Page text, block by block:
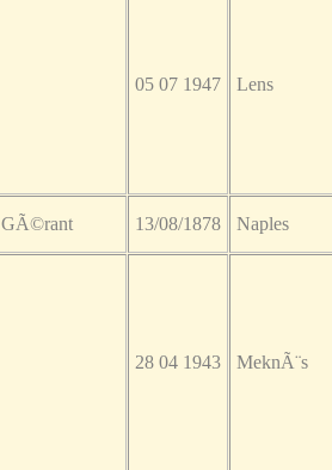
05 07 1947 Lens
GÃ©rant 13/08/1878 Naples
28 04 1943 MeknÃ¨s